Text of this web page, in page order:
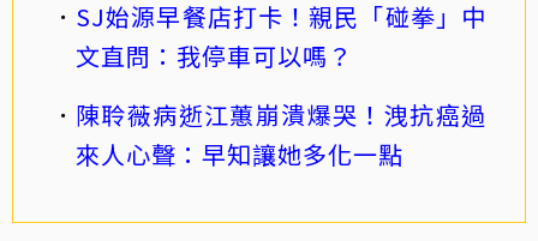
SJ始源早餐店打卡！親民「碰拳」中
文直問：我停車可以嗎？
陳聆薇病逝江蕙崩潰爆哭！洩抗癌過
來人心聲：早知讓她多化一點